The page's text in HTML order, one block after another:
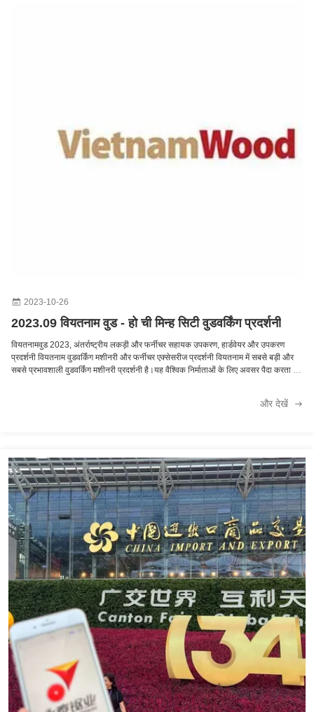
2023-10-26
2023.09 वियतनाम वुड - हो ची मिन्ह सिटी वुडवर्किंग प्रदर्शनी
वियतनामवुड 2023, अंतर्राष्ट्रीय लकड़ी और फर्नीचर सहायक उपकरण, हार्डवेयर और उपकरण
प्रदर्शनी वियतनाम वुडवर्किंग मशीनरी और फर्नीचर एक्सेसरीज प्रदर्शनी वियतनाम में सबसे बड़ी और
सबसे प्रभावशाली वुडवर्किंग मशीनरी प्रदर्शनी है।यह वैश्विक निर्माताओं के लिए अवसर पैदा करता है,
और एशिया का अग्रणी फर्नीचर निर्माता बन गया है।वियतनाम और आसियान के पड़ोसी देशों में उभरते
कंपनियों के लिए निवेश वार्ता के लिए एक उत्कृष्ट अवसर प्रदान करता है। महामारी के बाद, योंगताई ने
एक बार फिर वियतनाम अंतर्राष्ट्रीय वुडवर्किंग प्रदर्शनी में भाग लिया, विदेशी खरीदारों की एक अंतहीन
धारा के साथ। हमने एक बार फिर चीन में निर्मित को दुनिया में लाया।आने के लिए विदेशी मेहमानों को
धन्यवाद।हम गुणवत्ता पहले और सेवा पहले पर जोर देते हैं, ग्राहकों को विभिन्न प्रकार के उत्पाद
विकल्प और सही बिक्री के बाद सेवाएं प्रदान करते हैं।
और देखें